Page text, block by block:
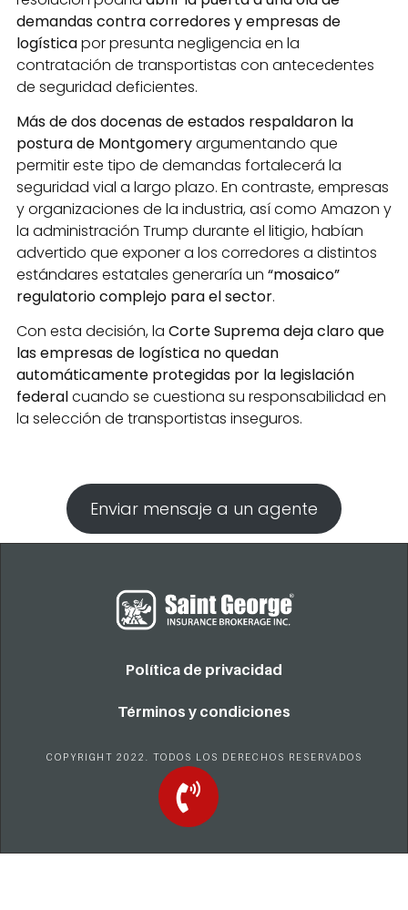
demandas contra corredores y empresas de
logísticapor presunta negligencia en la
contratación de transportistas con antecedentes
de seguridad deficientes.
Más de dos docenas de estados respaldaron la
postura de Montgomeryargumentando que
permitir este tipo de demandas fortalecerá la
seguridad vial a largo plazo. En contraste, empresas
y organizaciones de la industria, así como Amazon y
la administración Trump durante el litigio, habían
advertido que exponer a los corredores a distintos
estándares estatales generaría un “mosaico”
regulatorio complejo para el sector.
Con esta decisión, la Corte Suprema deja claro que
las empresas de logística no quedan
automáticamente protegidas por la legislación
federalcuando se cuestiona su responsabilidad en
la selección de transportistas inseguros.
Enviar mensaje a un agente
Política de privacidad
Términos y condiciones
COPYRIGHT 2022. TODOS LOS DERECHOS RESERVADOS